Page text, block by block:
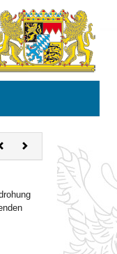
VorherigesNächstes
Dokument